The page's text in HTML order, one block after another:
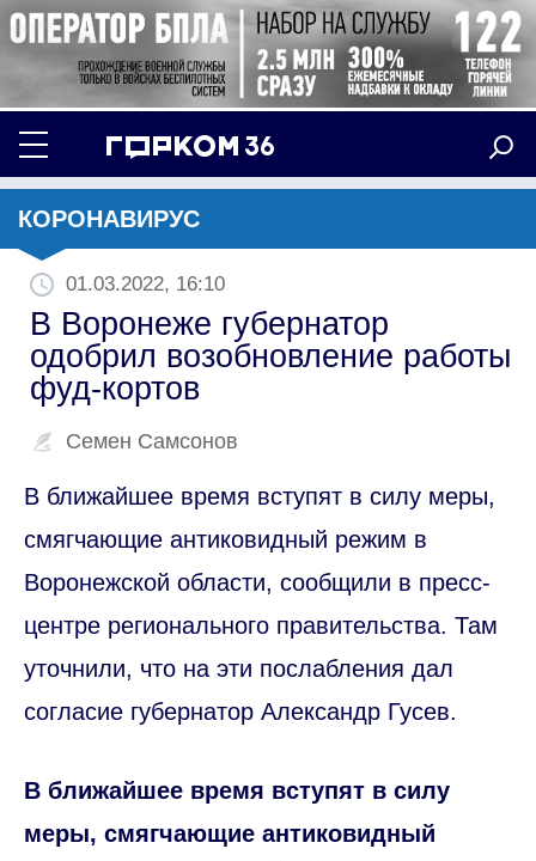
КОРОНАВИРУС
01.03.2022, 16:10
В Воронеже губернатор
одобрил возобновление работы
фуд-кортов
Семен Самсонов
В ближайшее время вступят в силу меры,
смягчающие антиковидный режим в
Воронежской области, сообщили в пресс-
центре регионального правительства. Там
уточнили, что на эти послабления дал
согласие губернатор Александр Гусев.
В ближайшее время вступят в силу
меры, смягчающие антиковидный